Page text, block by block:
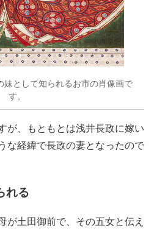
妹として知られるお市の肖像画で
す。
が、もともとは浅井長政に嫁い
な経緯で長政の妻となったので
れる
が土田御前で、その五女と伝え